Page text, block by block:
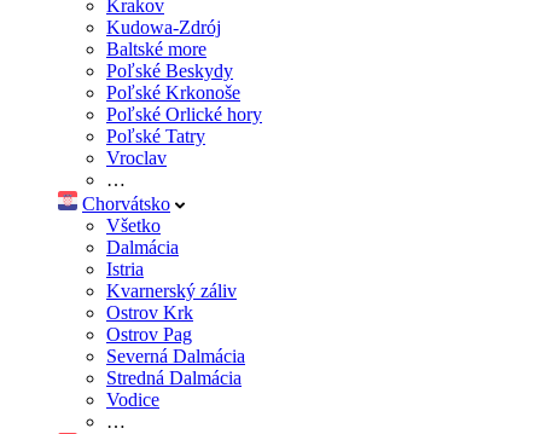
Krakov
Kudowa-Zdrój
Baltské more
Poľské Beskydy
Poľské Krkonoše
Poľské Orlické hory
Poľské Tatry
Vroclav
…
Chorvátsko
Všetko
Dalmácia
Istria
Kvarnerský záliv
Ostrov Krk
Ostrov Pag
Severná Dalmácia
Stredná Dalmácia
Vodice
…